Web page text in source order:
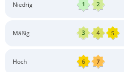
Niedrig
Mäßig
Langärmlige Bekleidung
Hoch